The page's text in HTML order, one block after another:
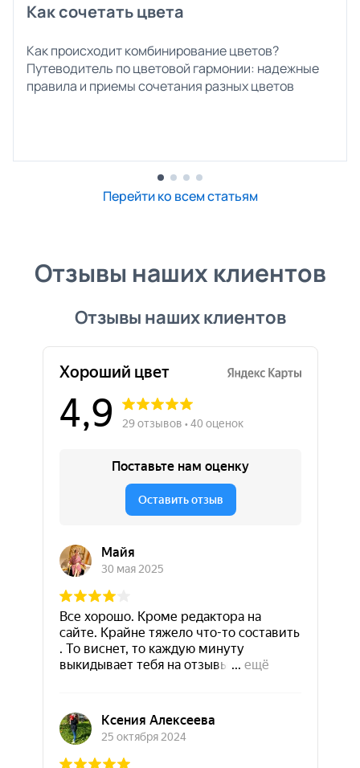
Как сочетать цвета
Как происходит комбинирование цветов?
Путеводитель по цветовой гармонии: надежные
правила и приемы сочетания разных цветов
Перейти ко всем статьям
Отзывы наших клиентов
Отзывы наших клиентов